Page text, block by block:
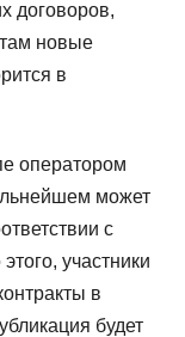
договоров,
новые
в
оператором
может
с
участники
в
будет